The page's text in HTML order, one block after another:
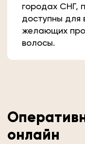
городах СНГ,
доступны для
желающих
волосы.
онлайн